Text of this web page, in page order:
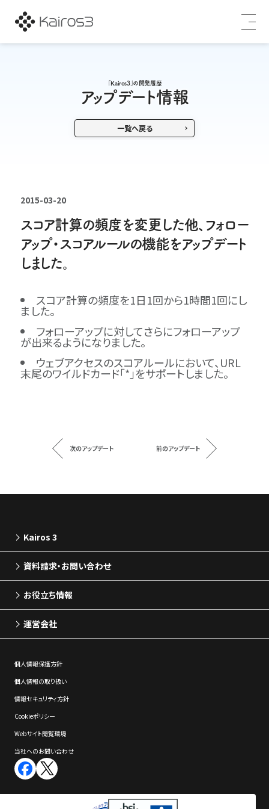
「Kairos3」の開発履歴
アップデート情報
一覧へ戻る
2015-03-20
スコア計算の頻度を変更した他、フォロー
アップ・スコアルールの機能をアップデート
しました。
スコア計算の頻度を1日1回から1時間1回にし
ました。
フォローアップに対してさらにフォローアップ
が出来るようになりました。
ウェブアクセスのスコアルールにおいて、URL
末尾のワイルドカード｢*｣をサポートしました。
次のアップデート 前のアップデート
Kairos 3
資料請求・お問い合わせ
お役立ち情報
運営会社
個⼈情報保護⽅針
個⼈情報の取り扱い
情報セキュリティ⽅針
Cookieポリシー
Webサイト閲覧環境
当社へのお問い合わせ